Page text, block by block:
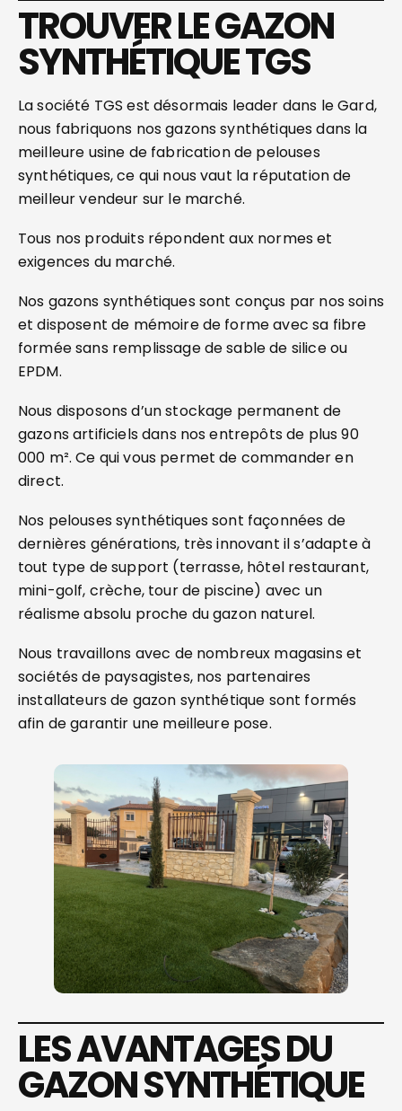
TROUVER LE GAZON
SYNTHÉTIQUE TGS
La société TGS est désormais leader dans le Gard,
nous fabriquons nos gazons synthétiques dans la
meilleure usine de fabrication de pelouses
synthétiques, ce qui nous vaut la réputation de
meilleur vendeur sur le marché.
Tous nos produits répondent aux normes et
exigences du marché.
Nos gazons synthétiques sont conçus par nos soins
et disposent de mémoire de forme avec sa fibre
formée sans remplissage de sable de silice ou
EPDM.
Nous disposons d’un stockage permanent de
gazons artificiels dans nos entrepôts de plus 90
000 m². Ce qui vous permet de commander en
direct.
Nos pelouses synthétiques sont façonnées de
dernières générations, très innovant il s’adapte à
tout type de support (terrasse, hôtel restaurant,
mini-golf, crèche, tour de piscine) avec un
réalisme absolu proche du gazon naturel.
Nous travaillons avec de nombreux magasins et
sociétés de paysagistes, nos partenaires
installateurs de gazon synthétique sont formés
afin de garantir une meilleure pose.
LES AVANTAGES DU
GAZON SYNTHÉTIQUE